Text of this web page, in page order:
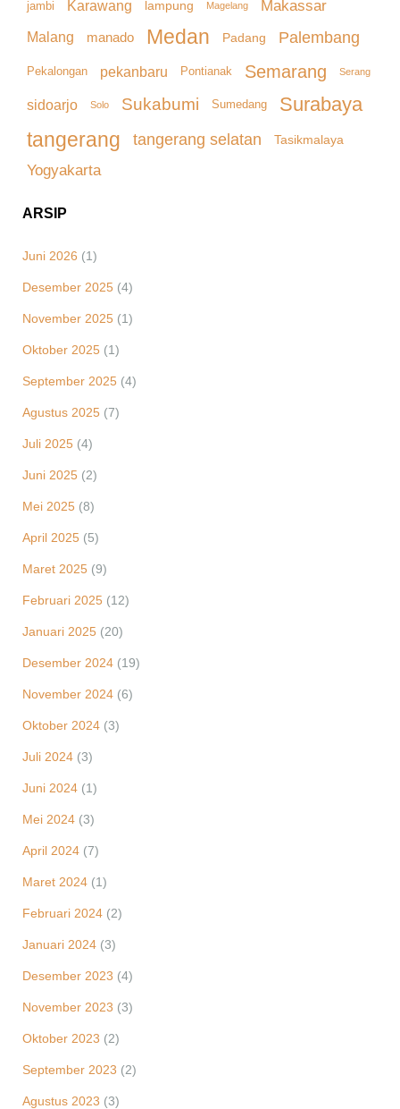
jambi Karawang lampung Magelang Makassar
Malang manado Medan Padang Palembang
Pekalongan pekanbaru Pontianak Semarang Serang
sidoarjo Solo Sukabumi Sumedang Surabaya
tangerang tangerang selatan Tasikmalaya
Yogyakarta
ARSIP
Juni 2026 (1)
Desember 2025 (4)
November 2025 (1)
Oktober 2025 (1)
September 2025 (4)
Agustus 2025 (7)
Juli 2025 (4)
Juni 2025 (2)
Mei 2025 (8)
April 2025 (5)
Maret 2025 (9)
Februari 2025 (12)
Januari 2025 (20)
Desember 2024 (19)
November 2024 (6)
Oktober 2024 (3)
Juli 2024 (3)
Juni 2024 (1)
Mei 2024 (3)
April 2024 (7)
Maret 2024 (1)
Februari 2024 (2)
Januari 2024 (3)
Desember 2023 (4)
November 2023 (3)
Oktober 2023 (2)
September 2023 (2)
Agustus 2023 (3)